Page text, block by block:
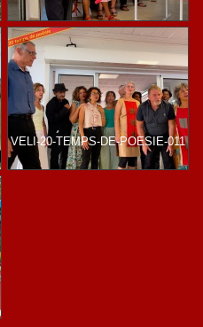
VELI-20-TEMPS-DE-POESIE-011